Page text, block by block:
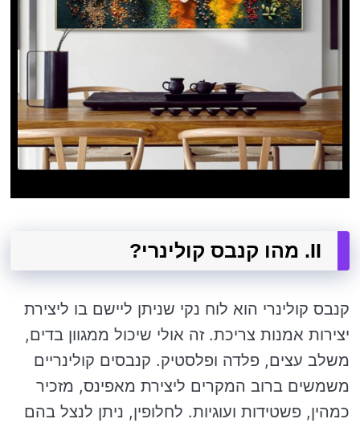
II. מהו קנבס קולינרי?
קנבס קולינרי הוא לוח נקי שניתן ליישם בו ליצירת
יצירות אמנות צריכת. זה אולי שיכול ממגוון בדים,
משלב עצים, פלדה ופלסטיק. קנבסים קולינריים
משמשים ברוב המקרים ליצירת מאפינס, מזכיר
כמהין, פשטידות ועוגיות. לחלופין, ניתן לנצל בהם